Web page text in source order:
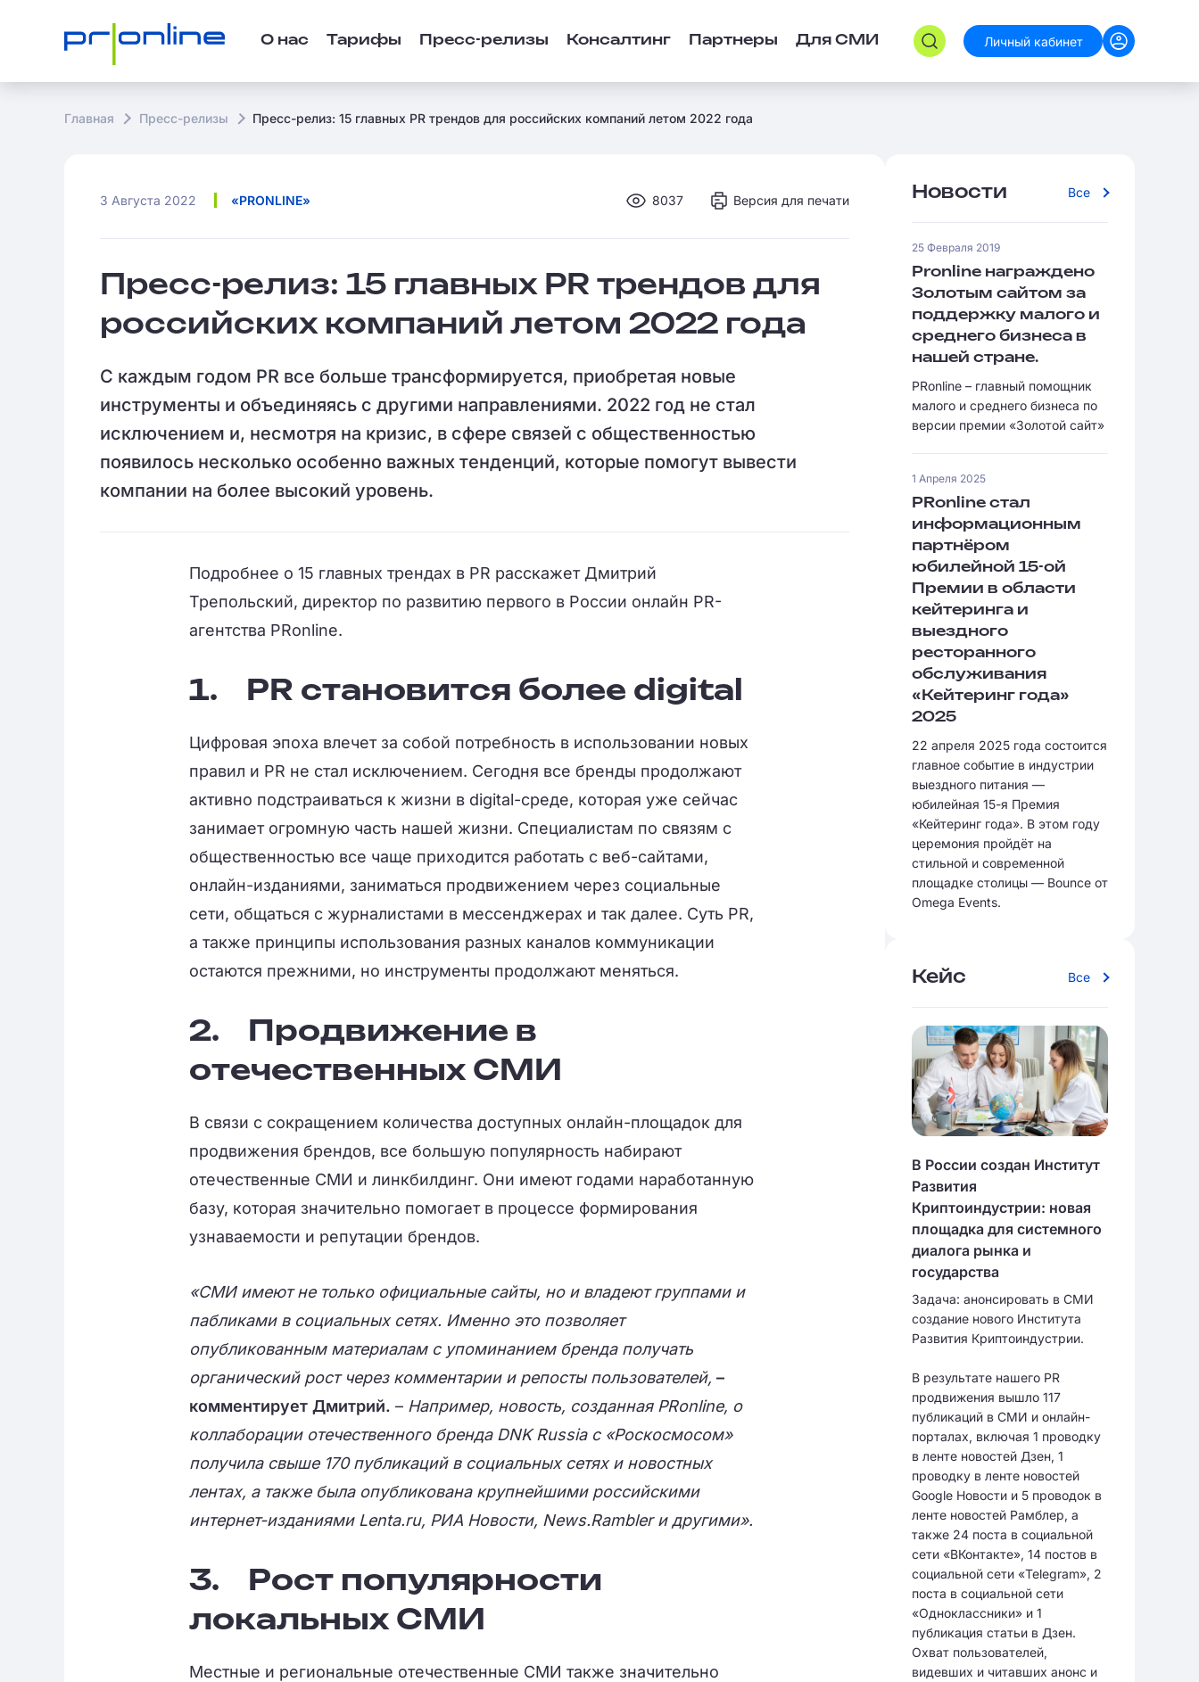
О нас Тарифы Пресс-релизы Консалтинг Партнеры Для СМИ Личный кабинет
Главная Пресс-релизы Пресс-релиз: 15 главных PR трендов для российских компаний летом 2022 года
3 Августа 2022 «PRONLINE» 8037 Версия для печати
Пресс-релиз: 15 главных PR трендов для
российских компаний летом 2022 года
С каждым годом PR все больше трансформируется, приобретая новые
инструменты и объединяясь с другими направлениями. 2022 год не стал
исключением и, несмотря на кризис, в сфере связей с общественностью
появилось несколько особенно важных тенденций, которые помогут вывести
компании на более высокий уровень.
Подробнее о 15 главных трендах в PR расскажет Дмитрий
Трепольский, директор по развитию первого в России онлайн PR-
агентства PRonline.
1. PR становится более digital
Цифровая эпоха влечет за собой потребность в использовании новых
правил и PR не стал исключением. Сегодня все бренды продолжают
активно подстраиваться к жизни в digital-среде, которая уже сейчас
занимает огромную часть нашей жизни. Специалистам по связям с
общественностью все чаще приходится работать с веб-сайтами,
онлайн-изданиями, заниматься продвижением через социальные
сети, общаться с журналистами в мессенджерах и так далее. Суть PR,
а также принципы использования разных каналов коммуникации
остаются прежними, но инструменты продолжают меняться.
2.
Продвижение в
отечественных СМИ
В связи с сокращением количества доступных онлайн-площадок для
продвижения брендов, все большую популярность набирают
отечественные СМИ и линкбилдинг. Они имеют годами наработанную
базу, которая значительно помогает в процессе формирования
узнаваемости и репутации брендов.
«СМИ имеют не только официальные сайты, но и владеют группами и
пабликами в социальных сетях. Именно это позволяет
опубликованным материалам с упоминанием бренда получать
органический рост через комментарии и репосты пользователей, –
комментирует Дмитрий. – Например, новость, созданная PRonline, о
коллаборации отечественного бренда DNK Russia с «Роскосмосом»
получила свыше 170 публикаций в социальных сетях и новостных
лентах, а также была опубликована крупнейшими российскими
интернет-изданиями Lenta.ru, РИА Новости, News.Rambler и другими».
3.
Рост популярности
локальных СМИ
Местные и региональные отечественные СМИ также значительно
Новости Все
25 Февраля 2019
Pronline награждено
Золотым сайтом за
поддержку малого и
среднего бизнеса в
нашей стране.
PRonline – главный помощник
малого и среднего бизнеса по
версии премии «Золотой сайт»
1 Апреля 2025
PRonline стал
информационным
партнёром
юбилейной 15-ой
Премии в области
кейтеринга и
выездного
ресторанного
обслуживания
«Кейтеринг года»
2025
22 апреля 2025 года состоится
главное событие в индустрии
выездного питания —
юбилейная 15-я Премия
«Кейтеринг года». В этом году
церемония пройдёт на
стильной и современной
площадке столицы — Bounce от
Omega Events.
Кейс Все
В России создан Институт
Развития
Криптоиндустрии: новая
площадка для системного
диалога рынка и
государства
Задача: анонсировать в СМИ
создание нового Института
Развития Криптоиндустрии.
В результате нашего PR
продвижения вышло 117
публикаций в СМИ и онлайн-
порталах, включая 1 проводку
в ленте новостей Дзен, 1
проводку в ленте новостей
Google Новости и 5 проводок в
ленте новостей Рамблер, а
также 24 поста в социальной
сети «ВКонтакте», 14 постов в
социальной сети «Telegram», 2
поста в социальной сети
«Одноклассники» и 1
публикация статьи в Дзен.
Охват пользователей,
видевших и читавших анонс и